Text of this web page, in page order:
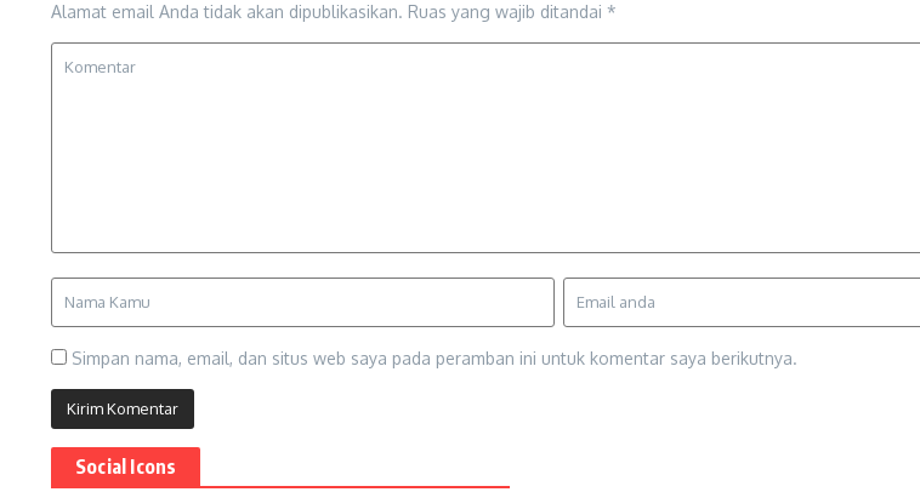
Alamat email Anda tidak akan dipublikasikan. Ruas yang wajib ditandai *
Simpan nama, email, dan situs web saya pada peramban ini untuk komentar saya berikutnya.
Social Icons